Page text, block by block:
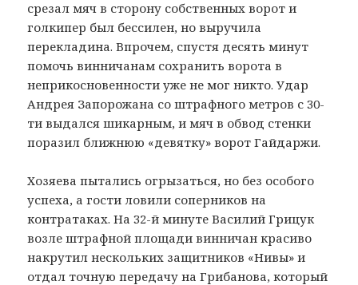
срезал мяч в сторону собственных ворот и
голкипер был бессилен, но выручила
перекладина. Впрочем, спустя десять минут
помочь винничанам сохранить ворота в
неприкосновенности уже не мог никто. Удар
Андрея Запорожана со штрафного метров с 30-
ти выдался шикарным, и мяч в обвод стенки
поразил ближнюю «девятку» ворот Гайдаржи.
Хозяева пытались огрызаться, но без особого
успеха, а гости ловили соперников на
контратаках. На 32-й минуте Василий Грицук
возле штрафной площади винничан красиво
накрутил нескольких защитников «Нивы» и
отдал точную передачу на Грибанова, который